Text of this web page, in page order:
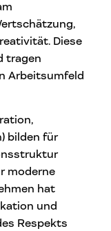
Diese
tragen
Arbeitsumfeld
bilden für
moderne
hat
und
Respekts